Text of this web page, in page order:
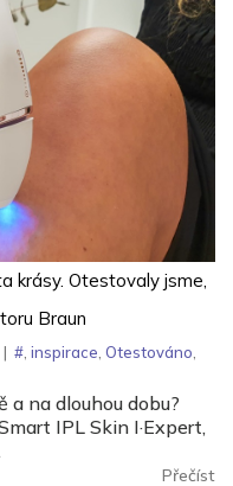
krásy. Otestovaly jsme,
Braun
| # inspirace Otestováno
na dlouhou dobu?
IPL Skin I·Expert,
Přečíst